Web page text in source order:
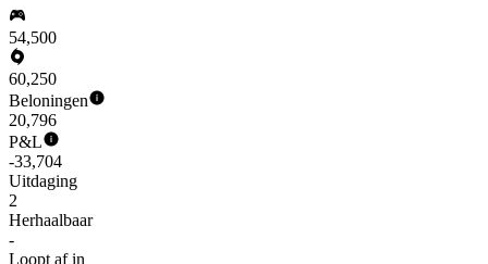
54,500
60,250
Beloningen
20,796
P&L
-33,704
Uitdaging
2
Herhaalbaar
-
Loopt af in